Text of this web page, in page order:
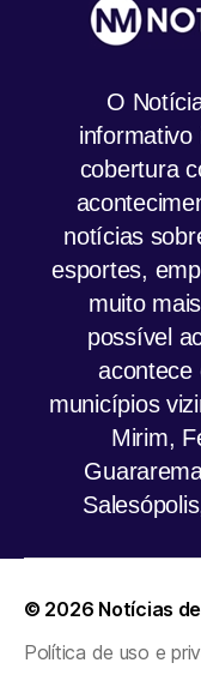
O
informativo
cobertura
notícias
esportes,
muito
possível
acontece
municípios
Mirim,
© 2026 Notícias
Política de uso e